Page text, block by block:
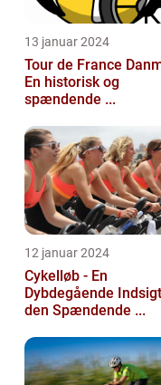
13 januar 2024
Tour de France
En historisk og
spændende ...
12 januar 2024
Cykelløb - En
Dybdegående
den Spændende ...